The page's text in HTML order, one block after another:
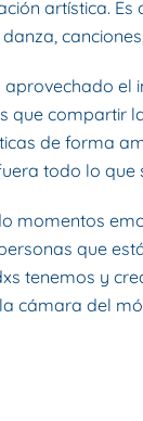
artística.
danza,
aprovechado
que compartir
de forma
todo lo que
momentos
que
tenemos y
cámara del